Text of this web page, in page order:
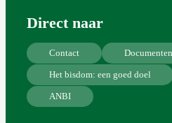
Direct naar
Contact
Het bisdom: een goed doel
ANBI